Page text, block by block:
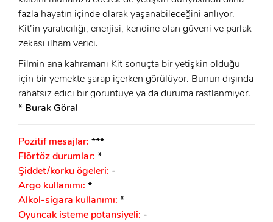
fazla hayatın içinde olarak yaşanabileceğini anlıyor.
Kit’in yaratıcılığı, enerjisi, kendine olan güveni ve parlak
zekası ilham verici.
Filmin ana kahramanı Kit sonuçta bir yetişkin olduğu
için bir yemekte şarap içerken görülüyor. Bunun dışında
rahatsız edici bir görüntüye ya da duruma rastlanmıyor.
* Burak Göral
Pozitif mesajlar: ***
Flörtöz durumlar: *
Şiddet/korku ögeleri: -
Argo kullanımı: *
Alkol-sigara kullanımı: *
Oyuncak isteme potansiyeli: -